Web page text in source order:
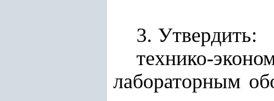
3. Утвердить:
технико-
лабораторным